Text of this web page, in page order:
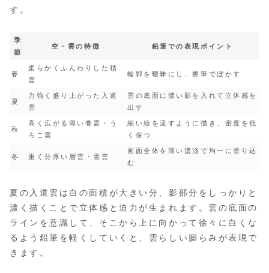
す。
季
節
空・雲の特徴 鉛筆での表現ポイント
春
柔らかくふんわりした積
雲
輪郭を曖昧にし、擦筆でぼかす
夏
力強く盛り上がった入道
雲
雲の底面に濃い影を入れて立体感を
出す
秋
高く広がる薄い巻雲・う
ろこ雲
細い線を流すように描き、密度を低
く保つ
冬 重く分厚い層雲・雪雲
画面全体を薄い濃淡で均一に塗り込
む
夏の入道雲は白の面積が大きい分、影部分をしっかりと
濃く描くことで立体感と迫力が生まれます。雲の底面の
ラインを意識して、そこから上に向かって徐々に白くな
るよう鉛筆を軽くしていくと、雲らしい膨らみが表現で
きます。